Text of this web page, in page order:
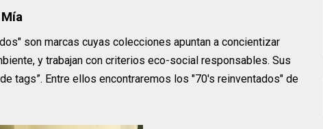
son marcas cuyas colecciones apuntan a concientizar
y trabajan con criterios eco-social responsables. Sus
tags”. Entre ellos encontraremos los "70's reinventados" de